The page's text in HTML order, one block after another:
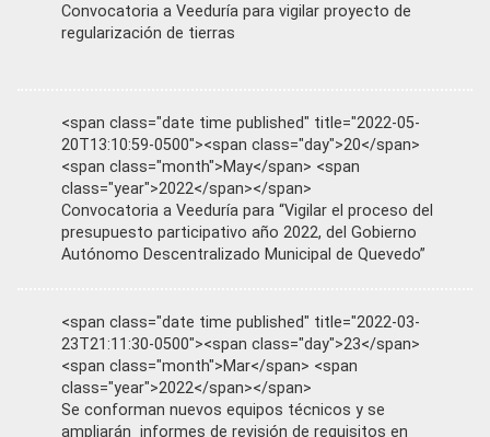
Convocatoria a Veeduría para vigilar proyecto de
regularización de tierras
<span class="date time published" title="2022-05-
20T13:10:59-0500"><span class="day">20</span>
<span class="month">May</span> <span
class="year">2022</span></span>
Convocatoria a Veeduría para “Vigilar el proceso del
presupuesto participativo año 2022, del Gobierno
Autónomo Descentralizado Municipal de Quevedo”
<span class="date time published" title="2022-03-
23T21:11:30-0500"><span class="day">23</span>
<span class="month">Mar</span> <span
class="year">2022</span></span>
Se conforman nuevos equipos técnicos y se
ampliarán informes de revisión de requisitos en